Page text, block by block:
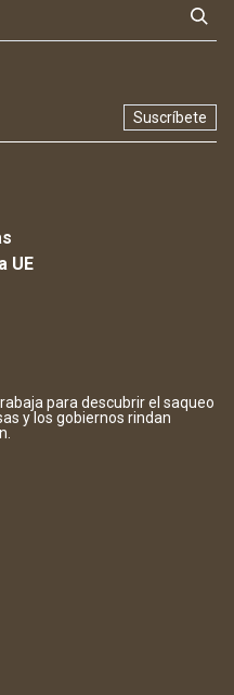
Suscríbete
UE
para descubrir el saqueo
y los gobiernos rindan